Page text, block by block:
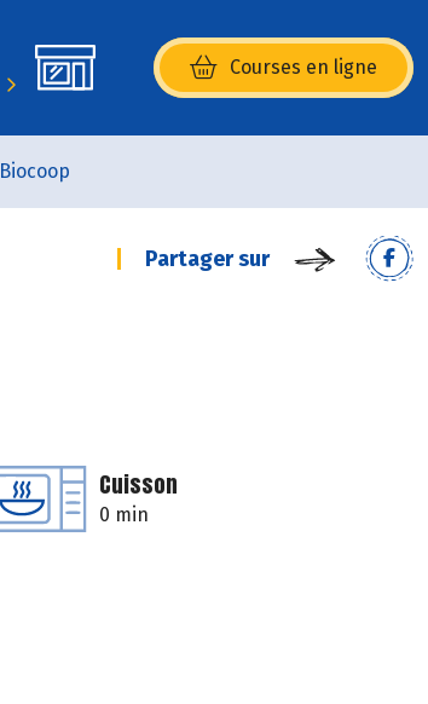
Courses en ligne
(s’ouvre dans une nouvelle
Biocoop
Partager sur
Cuisson
0 min